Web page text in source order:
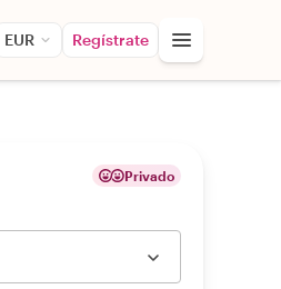
EUR Regístrate
Privado